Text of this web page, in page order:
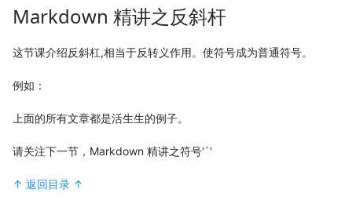
Markdown 精讲之反斜杆
这节课介绍反斜杠,相当于反转义作用。使符号成为普通符号。
例如：
上面的所有文章都是活生生的例子。
请关注下一节，Markdown 精讲之符号'`'
↑ 返回目录 ↑